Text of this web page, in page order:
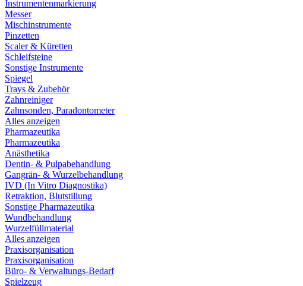
Instrumentenmarkierung
Messer
Mischinstrumente
Pinzetten
Scaler & Küretten
Schleifsteine
Sonstige Instrumente
Spiegel
Trays & Zubehör
Zahnreiniger
Zahnsonden, Paradontometer
Alles anzeigen
Pharmazeutika
Pharmazeutika
Anästhetika
Dentin- & Pulpabehandlung
Gangrän- & Wurzelbehandlung
IVD (In Vitro Diagnostika)
Retraktion, Blutstillung
Sonstige Pharmazeutika
Wundbehandlung
Wurzelfüllmaterial
Alles anzeigen
Praxisorganisation
Praxisorganisation
Büro- & Verwaltungs-Bedarf
Spielzeug